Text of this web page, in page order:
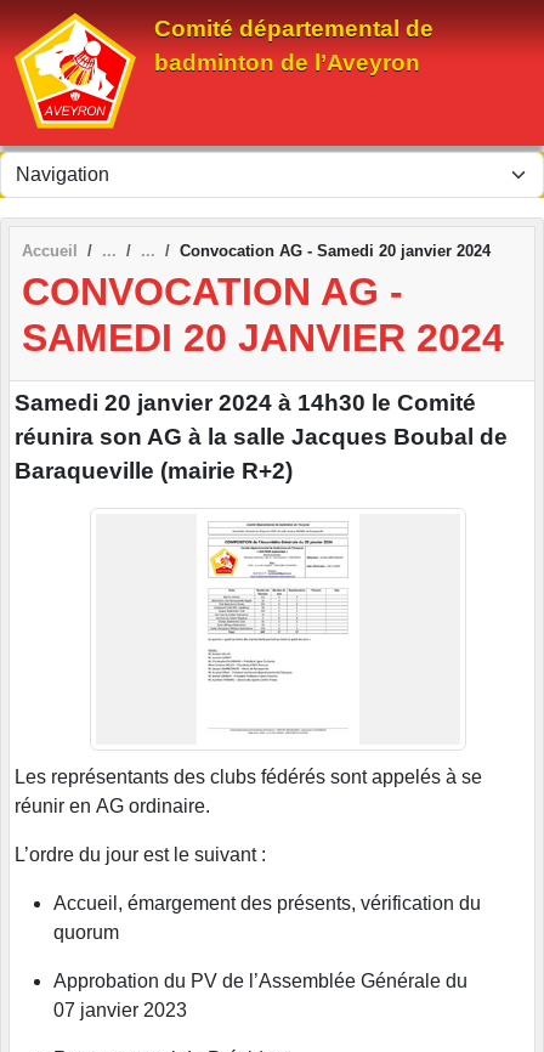
Comité départemental de
badminton de l’Aveyron
Accueil Convocation AG - Samedi 20 janvier 2024
CONVOCATION AG -
SAMEDI 20 JANVIER 2024
Samedi 20 janvier 2024 à 14h30 le Comité
réunira son AG à la salle Jacques Boubal de
Baraqueville (mairie R+2)
Les représentants des clubs fédérés sont appelés à se
réunir en AG ordinaire.
L’ordre du jour est le suivant :
Accueil, émargement des présents, vérification du
quorum
Approbation du PV de l’Assemblée Générale du
07 janvier 2023
Panneau de gestion des cookies